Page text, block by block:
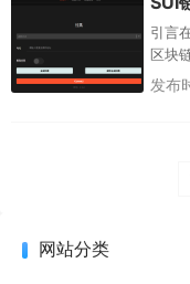
引言
区块
持各
发布
网站分类